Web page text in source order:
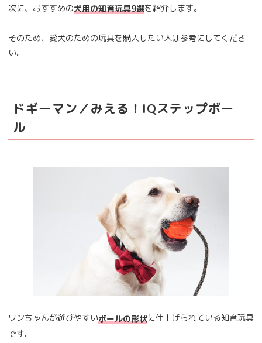
次に、おすすめの犬用の知育玩具9選を紹介します。
そのため、愛犬のための玩具を購入したい人は参考にしてくださ
い。
ドギーマン／みえる！IQステップボー
ル
ワンちゃんが遊びやすいボールの形状に仕上げられている知育玩具
です。